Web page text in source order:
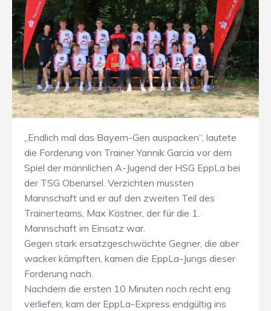
„Endlich mal das Bayern-Gen auspacken“, lautete
die Forderung von Trainer Yannik Garcia vor dem
Spiel der männlichen A-Jugend der HSG EppLa bei
der TSG Oberursel. Verzichten mussten
Mannschaft und er auf den zweiten Teil des
Trainerteams, Max Kästner, der für die 1.
Mannschaft im Einsatz war.
Gegen stark ersatzgeschwächte Gegner, die aber
wacker kämpften, kamen die EppLa-Jungs dieser
Forderung nach.
Nachdem die ersten 10 Minuten noch recht eng
verliefen, kam der EppLa-Express endgültig ins